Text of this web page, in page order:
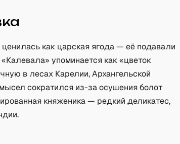
как царская ягода — её подавали
упоминается как «цветок
в лесах Карелии, Архангельской
сократился из-за осушения болот
княженика — редкий деликатес,